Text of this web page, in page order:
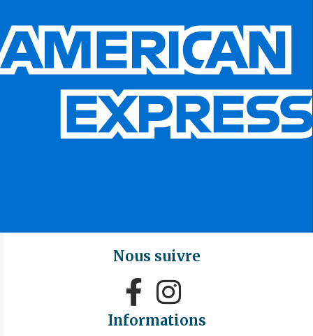
Nous suivre
 
Informations